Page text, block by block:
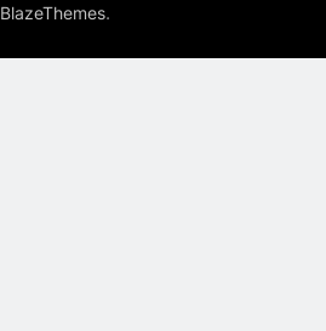
BlazeThemes.